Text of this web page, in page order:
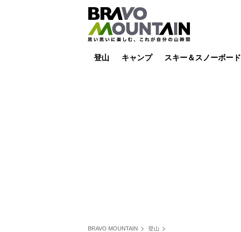
登山 キャンプ スキー＆スノーボード
BRAVO MOUNTAIN
登山